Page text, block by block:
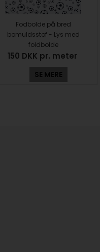
Fodbolde på bred
bomuldsstof - Lys med
foldbolde
150 DKK pr. meter
SE MERE